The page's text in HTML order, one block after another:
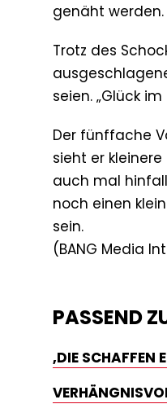
genäht werden.
Trotz des
seien. „Glück
Der fünffache
sieht er
auch mal
noch einen
sein.
PASSEND
‚DIE SCHAFFEN